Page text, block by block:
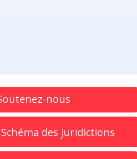
nous
Schéma des juridictions